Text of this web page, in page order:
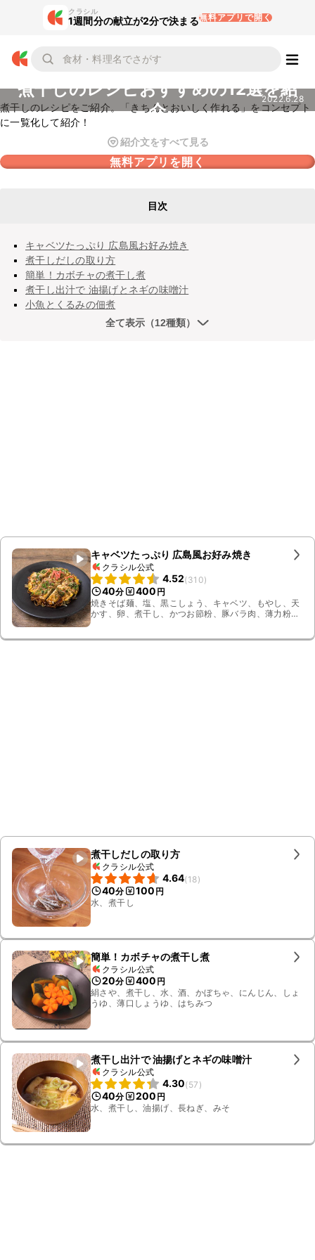
クラシル
1週間分の献立が2分で決まる無料アプリで開く
煮干しのレシピおすすめの12選を紹
介
2022.6.28
煮干しのレシピをご紹介。「きちんとおいしく作れる」をコンセプト
に一覧化して紹介！
紹介文をすべて見る
無料アプリを開く
目次
キャベツたっぷり 広島風お好み焼き
煮干しだしの取り方
簡単！カボチャの煮干し煮
煮干し出汁で 油揚げとネギの味噌汁
小魚とくるみの佃煮
全て表示（12種類）
キャベツたっぷり 広島風お好み焼き
クラシル公式
4.52(310)
40分 400 円
焼きそば麺、塩、黒こしょう、キャベツ、もやし、天
かす、卵、煮干し、かつお節粉、豚バラ肉、薄力粉、
煮干しだしの取り方
クラシル公式
4.64(18)
40分 100 円
水、煮干し
簡単！カボチャの煮干し煮
クラシル公式
20分 400 円
絹さや、煮干し、水、酒、かぼちゃ、にんじん、しょ
うゆ、薄口しょうゆ、はちみつ
煮干し出汁で 油揚げとネギの味噌汁
クラシル公式
4.30(57 )
40分 200 円
水、煮干し、油揚げ、長ねぎ、みそ